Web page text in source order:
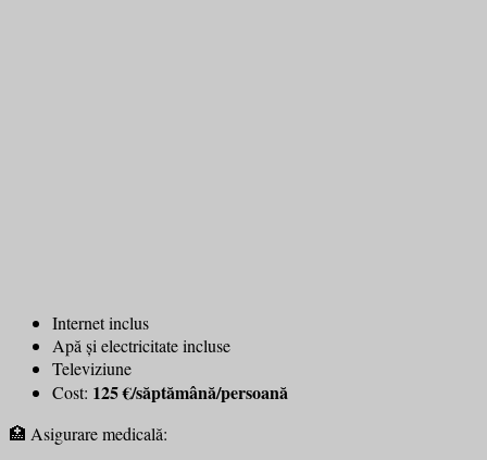
Internet inclus
Apă și electricitate incluse
Televiziune
Cost: 125 €/săptămână/persoană
🏥 Asigurare medicală: